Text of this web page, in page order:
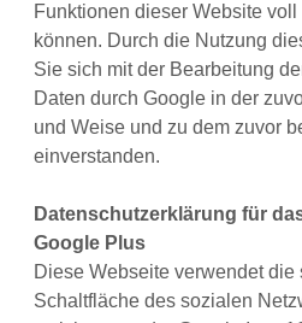
Funktionen dieser Website
können. Durch die Nutzung
Sie sich mit der Bearbeitung
Daten durch Google in der
und Weise und zu dem zuvor
einverstanden.
Datenschutzerklärung für
Google Plus
Diese Webseite verwendet die
Schaltfläche des sozialen